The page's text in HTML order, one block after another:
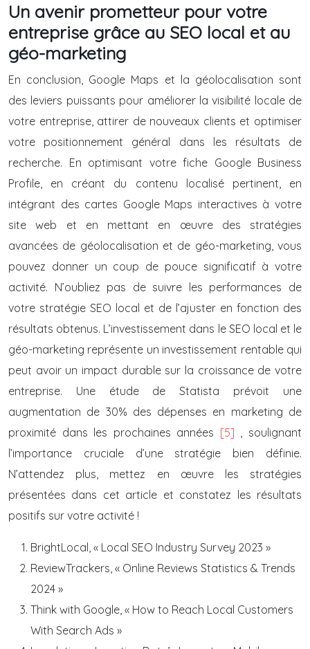
Un avenir prometteur pour votre
entreprise grâce au SEO local et au
géo-marketing
En conclusion, Google Maps et la géolocalisation sont
des leviers puissants pour améliorer la visibilité locale de
votre entreprise, attirer de nouveaux clients et optimiser
votre positionnement général dans les résultats de
recherche. En optimisant votre fiche Google Business
Profile, en créant du contenu localisé pertinent, en
intégrant des cartes Google Maps interactives à votre
site web et en mettant en œuvre des stratégies
avancées de géolocalisation et de géo-marketing, vous
pouvez donner un coup de pouce significatif à votre
activité. N’oubliez pas de suivre les performances de
votre stratégie SEO local et de l’ajuster en fonction des
résultats obtenus. L’investissement dans le SEO local et le
géo-marketing représente un investissement rentable qui
peut avoir un impact durable sur la croissance de votre
entreprise. Une étude de Statista prévoit une
augmentation de 30% des dépenses en marketing de
proximité dans les prochaines années [5] , soulignant
l’importance cruciale d’une stratégie bien définie.
N’attendez plus, mettez en œuvre les stratégies
présentées dans cet article et constatez les résultats
positifs sur votre activité !
BrightLocal, « Local SEO Industry Survey 2023 »
ReviewTrackers, « Online Reviews Statistics & Trends
2024 »
Think with Google, « How to Reach Local Customers
With Search Ads »